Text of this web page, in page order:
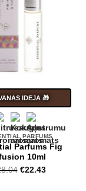
IDEJA 🎁
PARFUMS
Parfums Fig
10ml
Original
€22.43Current